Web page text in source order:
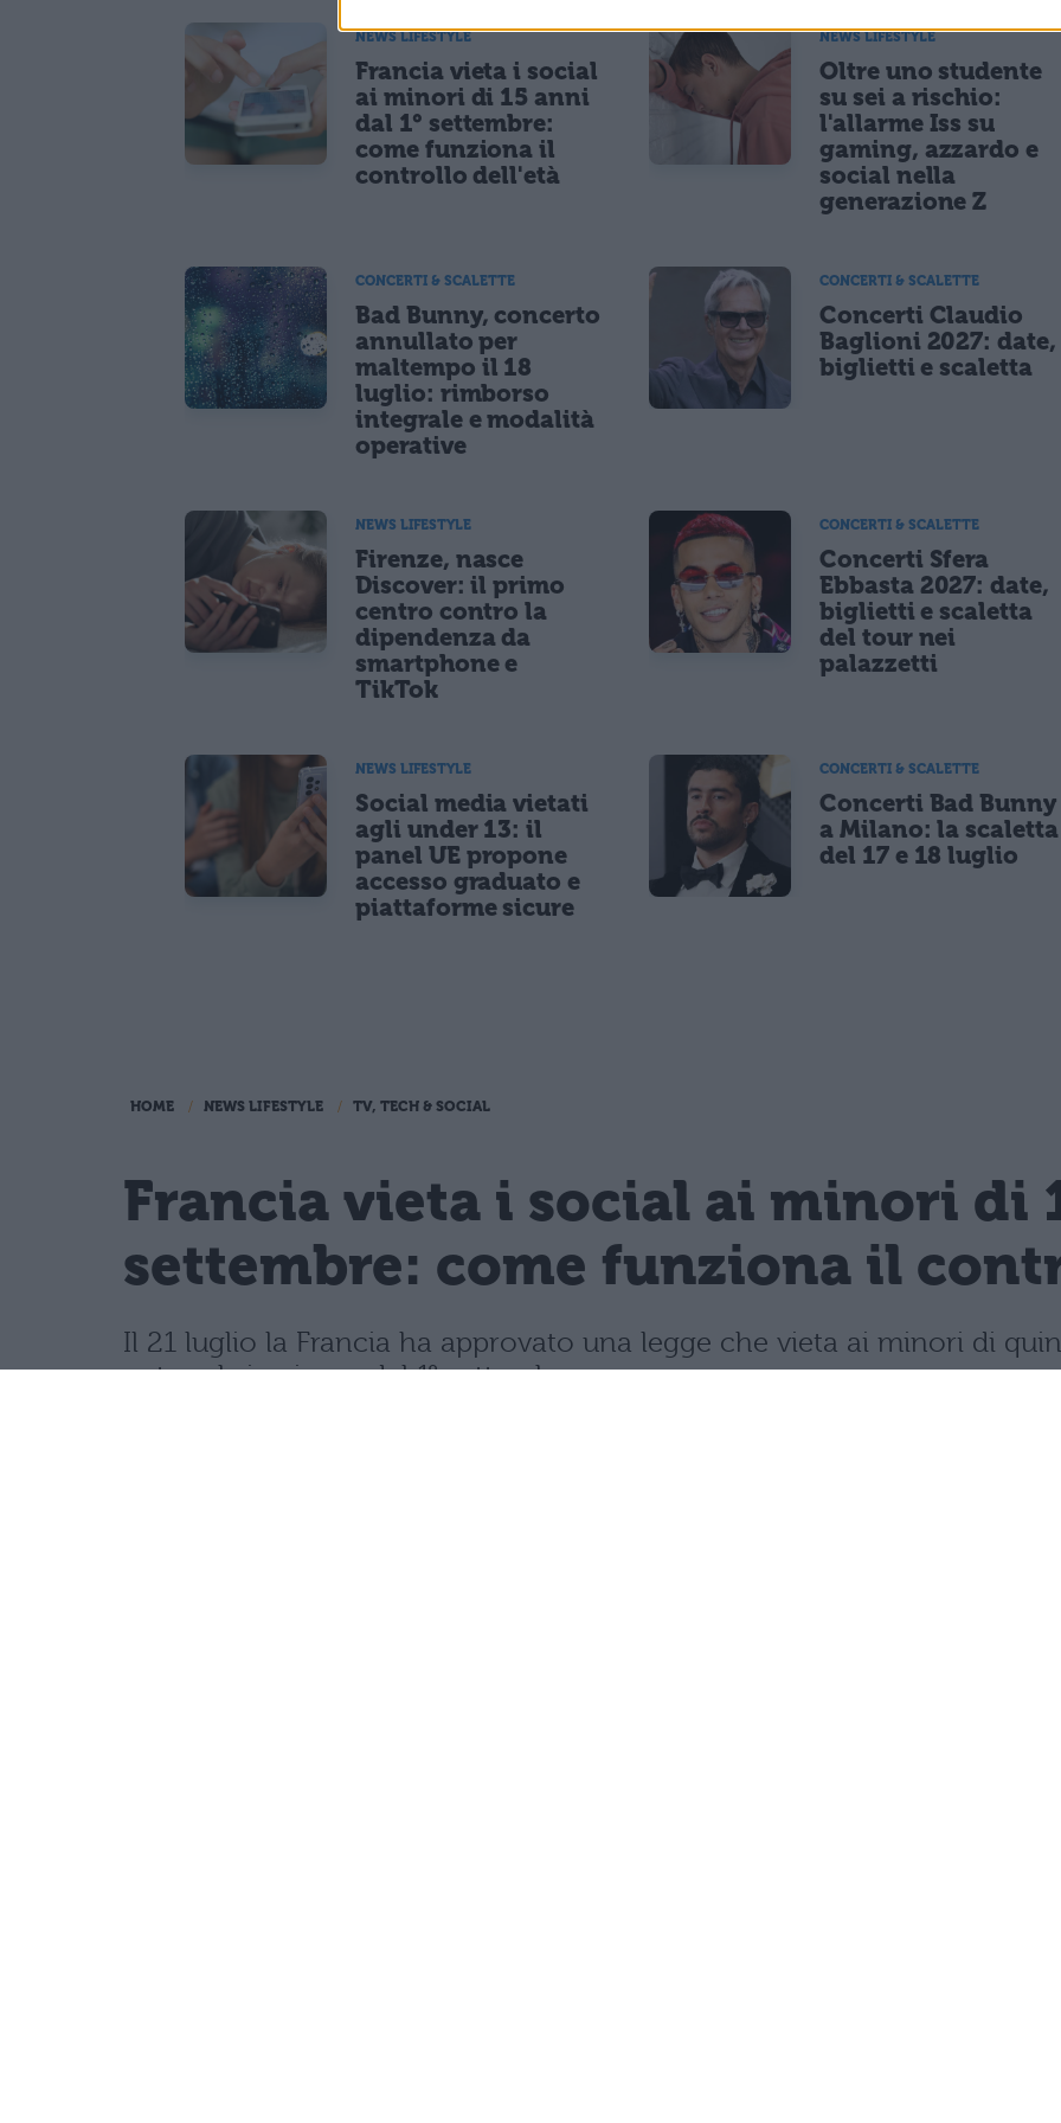
NEWS LIFESTYLE
Francia vieta i social
ai minori di 15 anni
dal 1° settembre:
come funziona il
controllo dell'età
NEWS LIFESTYLE
Oltre uno studente
su sei a rischio:
l'allarme Iss su
gaming, azzardo e
social nella
generazione Z
CONCERTI & SCALETTE
Bad Bunny, concerto
annullato per
maltempo il 18
luglio: rimborso
integrale e modalità
operative
CONCERTI & SCALETTE
Concerti Claudio
Baglioni 2027: date,
biglietti e scaletta
NEWS LIFESTYLE
Firenze, nasce
Discover: il primo
centro contro la
dipendenza da
smartphone e
TikTok
CONCERTI & SCALETTE
Concerti Sfera
Ebbasta 2027: date,
biglietti e scaletta
del tour nei
palazzetti
NEWS LIFESTYLE
Social media vietati
agli under 13: il
panel UE propone
accesso graduato e
piattaforme sicure
CONCERTI & SCALETTE
Concerti Bad Bunny
a Milano: la scaletta
del 17 e 18 luglio
HOME NEWS LIFESTYLE TV, TECH & SOCIAL
Francia vieta i social ai minori di
settembre: come funziona il
Il 21 luglio la Francia ha approvato una legge che vieta ai minori di
network, in vigore dal 1° settembre.